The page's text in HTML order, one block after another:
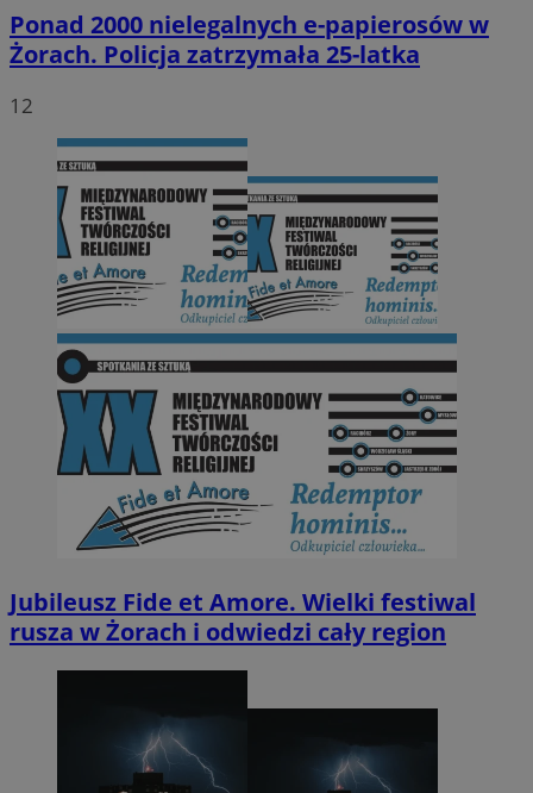
Ponad 2000 nielegalnych e-papierosów w
Żorach. Policja zatrzymała 25-latka
12
Jubileusz Fide et Amore. Wielki festiwal
rusza w Żorach i odwiedzi cały region